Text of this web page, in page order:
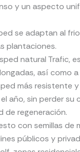
y un aspecto
se adaptan al
plantaciones.
natural Trafic,
así como
más resistente
año, sin perder
de regeneración.
con semillas de
públicos y